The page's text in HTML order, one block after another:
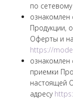
по
ознакомлен
Продукции,
Оферты и
https://
ознакомлен
приемки
настоящей
адресу